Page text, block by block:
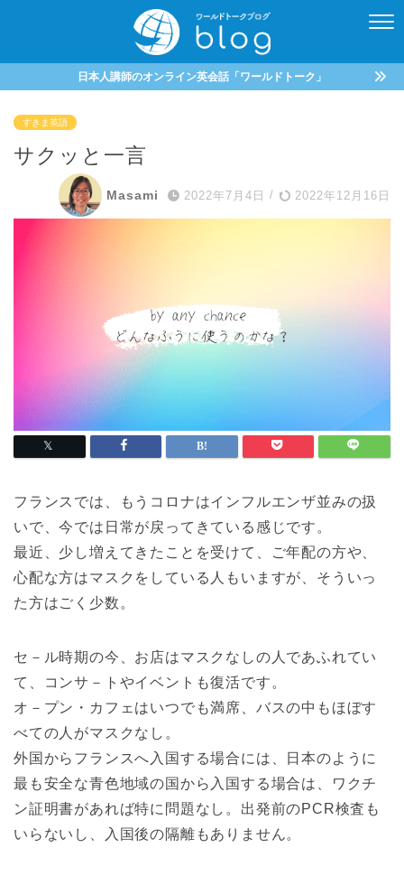
日本人講師のオンライン英会話「ワールドトーク」
すきま英語
サクッと一言
Masami 2022年7月4日 / 2022年12月16日
フランスでは、もうコロナはインフルエンザ並みの扱
いで、今では日常が戻ってきている感じです。
最近、少し増えてきたことを受けて、ご年配の方や、
心配な方はマスクをしている人もいますが、そういっ
た方はごく少数。
セ－ル時期の今、お店はマスクなしの人であふれてい
て、コンサ－トやイベントも復活です。
オ－プン・カフェはいつでも満席、バスの中もほぼす
べての人がマスクなし。
外国からフランスへ入国する場合には、日本のように
最も安全な青色地域の国から入国する場合は、ワクチ
ン証明書があれば特に問題なし。出発前のPCR検査も
いらないし、入国後の隔離もありません。